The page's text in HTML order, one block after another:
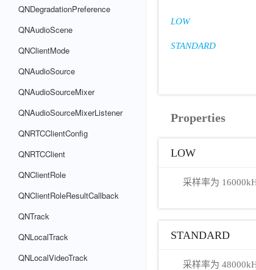
QNDegradationPreference
QNAudioScene
QNClientMode
QNAudioSource
QNAudioSourceMixer
QNAudioSourceMixerListener
QNRTCClientConfig
QNRTCClient
QNClientRole
QNClientRoleResultCallback
QNTrack
QNLocalTrack
QNLocalVideoTrack
LOW
STANDARD
Properties
LOW
采样率为
STANDARD
采样率为